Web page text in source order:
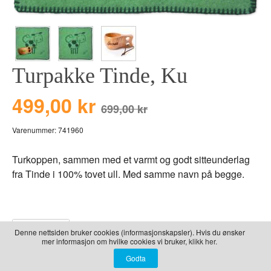
Denne nettsiden bruker cookies (informasjonskapsler). Hvis du ønsker
mer informasjon om hvilke cookies vi bruker, klikk her.
LEKER
BALLON PINK
GRAVERTE
Turpakke Tinde, Ku
499,00 kr 699,00 kr
Varenummer:741960
Turkoppen, sammen med et varmt og godt sitteunderlag
fra Tinde i 100% tovet ull. Med samme navn på begge.
Beskrivelse